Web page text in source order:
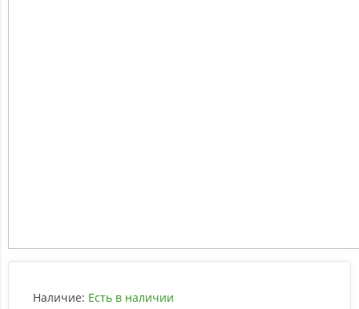
Наличие: Есть в наличии